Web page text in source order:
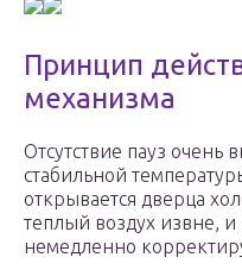
Принцип
механизма
Отсутствие пауз очень
стабильной
открывается дверца
теплый воздух извне,
немедленно